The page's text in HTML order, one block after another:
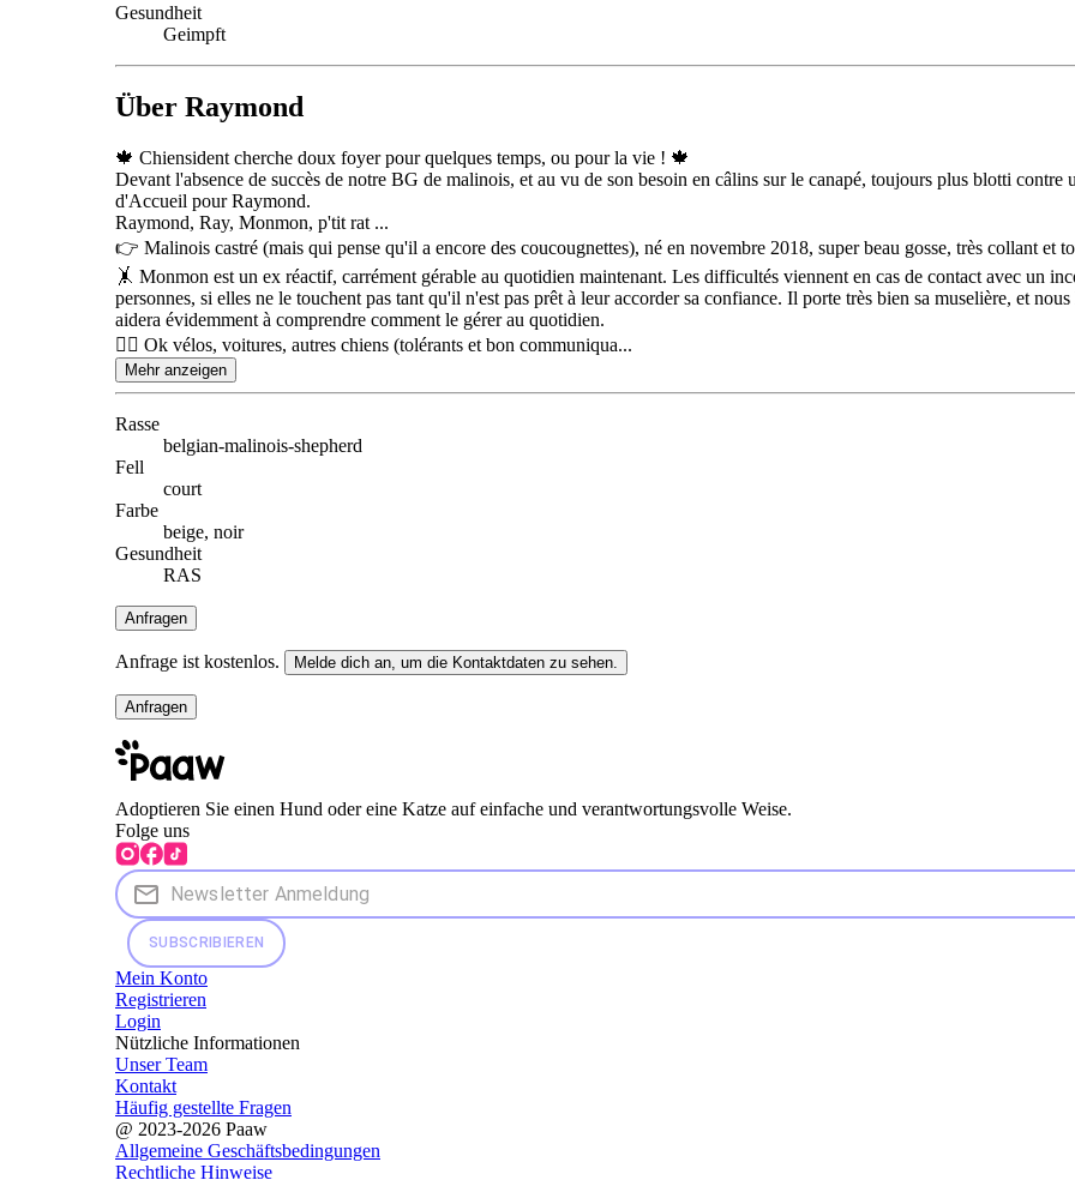
Gesundheit
Geimpft
Über Raymond
🍁 Chiensident cherche doux foyer pour quelques temps, ou pour la vie ! 🍁
Devant l'absence de succès de notre BG de malinois, et au vu de son besoin en câlins sur le canapé, toujours plus blotti
d'Accueil pour Raymond.
Raymond, Ray, Monmon, p'tit rat ...
👉 Malinois castré (mais qui pense qu'il a encore des coucougnettes), né en novembre 2018, super beau gosse, très collant et
🤸 Monmon est un ex réactif, carrément gérable au quotidien maintenant. Les difficultés viennent en cas de contact avec un
personnes, si elles ne le touchent pas tant qu'il n'est pas prêt à leur accorder sa confiance. Il porte très bien sa muselière, et
aidera évidemment à comprendre comment le gérer au quotidien.
🐕‍🦺 Ok vélos, voitures, autres chiens (tolérants et bon communiqua...
Mehr anzeigen
Rasse
belgian-malinois-shepherd
Fell
court
Farbe
beige, noir
Gesundheit
RAS
Anfragen
Anfrage ist kostenlos. Melde dich an, um die Kontaktdaten zu sehen.
Anfragen
Adoptieren Sie einen Hund oder eine Katze auf einfache und verantwortungsvolle Weise.
Folge uns
SUBSCRIBIEREN
Mein Konto
Registrieren
Login
Nützliche Informationen
Unser Team
Kontakt
Häufig gestellte Fragen
@ 2023-2026 Paaw
Allgemeine Geschäftsbedingungen
Rechtliche Hinweise